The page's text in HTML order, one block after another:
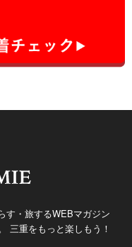
す・旅するWEBマガジン
三重をもっと楽しもう！